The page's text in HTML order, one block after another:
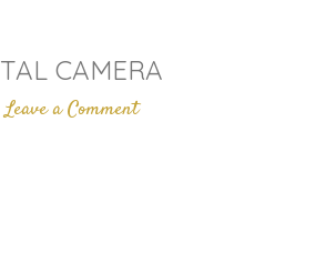
CAMERA
Leave a Comment